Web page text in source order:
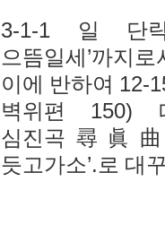
3-1-1
일 단
으뜸일세 ’까지로
이에 반하여 12-
벽위편 150)
심진곡 尋眞
듯고가소’. 로 대